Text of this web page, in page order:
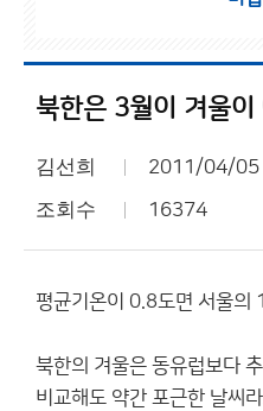
북한은 3월이 겨울
김선희 2011/04/05
조회수 16374
평균기온이 0.8도면 서울의
북한의 겨울은 동유럽보다
비교해도 약간 포근한 날씨